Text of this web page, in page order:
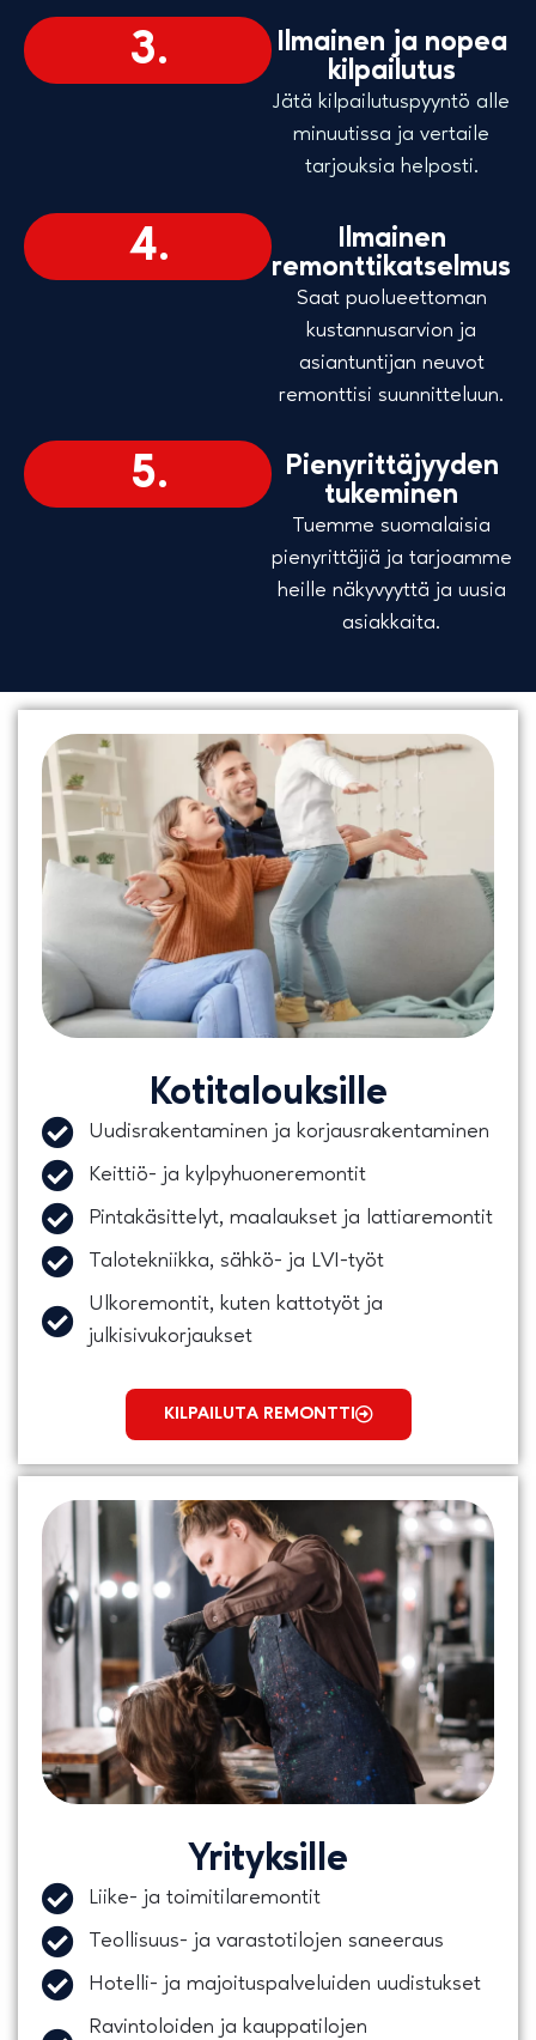
3.
Ilmainen ja nopea
kilpailutus​
Jätä kilpailutuspyyntö alle
minuutissa ja vertaile
tarjouksia helposti.
4.
Ilmainen
remonttikatselmus
Saat puolueettoman
kustannusarvion ja
asiantuntijan neuvot
remonttisi suunnitteluun.
5.
Pienyrittäjyyden
tukeminen
Tuemme suomalaisia
pienyrittäjiä ja tarjoamme
heille näkyvyyttä ja uusia
asiakkaita.
Kotitalouksille
Uudisrakentaminen ja korjausrakentaminen
Keittiö- ja kylpyhuoneremontit
Pintakäsittelyt, maalaukset ja lattiaremontit
Talotekniikka, sähkö- ja LVI-työt
Ulkoremontit, kuten kattotyöt ja
julkisivukorjaukset
KILPAILUTA REMONTTI
Yrityksille
Liike- ja toimitilaremontit
Teollisuus- ja varastotilojen saneeraus
Hotelli- ja majoituspalveluiden uudistukset
Ravintoloiden ja kauppatilojen